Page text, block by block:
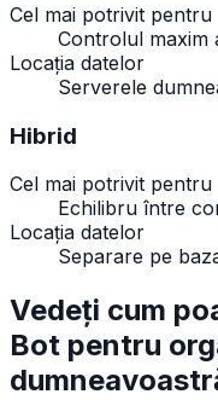
Cel mai potrivit pentru
Controlul maxim
Locația datelor
Serverele
Hibrid
Cel mai potrivit pentru
Echilibru între
Locația datelor
Separare pe
Vedeți cum
Bot pentru